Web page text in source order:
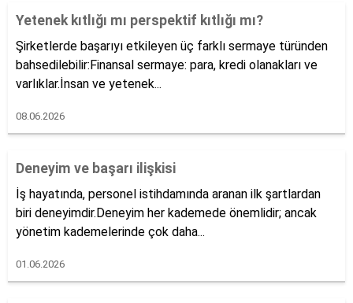
Yetenek kıtlığı mı perspektif kıtlığı mı?
Şirketlerde başarıyı etkileyen üç farklı sermaye türünden
bahsedilebilir:Finansal sermaye: para, kredi olanakları ve
varlıklar.İnsan ve yetenek...
08.06.2026
Deneyim ve başarı ilişkisi
İş hayatında, personel istihdamında aranan ilk şartlardan
biri deneyimdir.Deneyim her kademede önemlidir; ancak
yönetim kademelerinde çok daha...
01.06.2026